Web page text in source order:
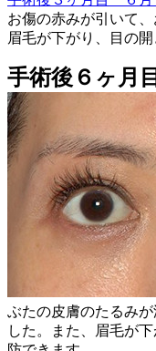
お傷の赤みが引いて
眉毛が下がり、目の
手術後６ヶ月目
ぶたの皮膚のたるみ
した。また、眉毛が